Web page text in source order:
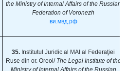
the Ministry of Internal Affairs of the Russian
Federation of Voronezh
ви.мвд.рф
35. Institutul Juridic al MAI al Federaţiei
Ruse din or. Oreol/ The Legal Institute of the
Ministry of Internal Affairs of the Russian